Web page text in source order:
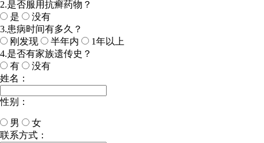
2.是否服用抗癣药物？
是
没有
3.患病时间有多久？
刚发现
半年内
1年以上
4.是否有家族遗传史？
有
没有
姓名：
性别：
男
女
今天日期：
联系方式：